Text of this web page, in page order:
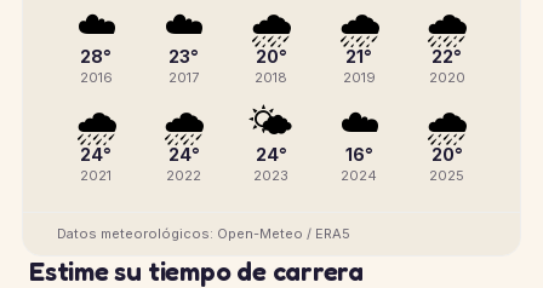
☁️
28°
2016
☁️
23°
2017
🌧️
20°
2018
🌧️
21°
2019
🌧️
22°
2020
🌧️
24°
2021
🌧️
24°
2022
🌤️
24°
2023
☁️
16°
2024
🌧️
20°
2025
Datos meteorológicos: Open-Meteo / ERA5
Estime su tiempo de carrera